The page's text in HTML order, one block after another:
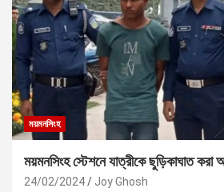
ময়মনসিংহ
ময়মনসিংহ স্টেশনে যাত্রীকে ছুড়িকাঘাত করা
24/02/2024 Joy Ghosh